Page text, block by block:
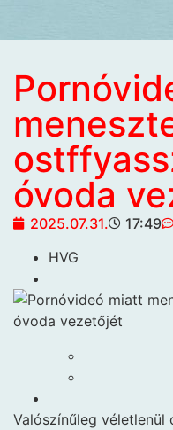
óvoda
2025.07.31. 17:49
HVG
Valószínűleg